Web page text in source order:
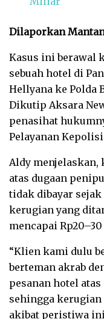
Dilaporkan
Kasus ini berawal
sebuah hotel di
Hellyana ke Polda
Dikutip Aksara
penasihat
Pelayanan
Aldy
atas dugaan
tidak dibayar sejak
kerugian yang
mencapai Rp20–30
“Klien kami dulu
berteman akrab
pesanan hotel
sehingga
akibat peristiwa